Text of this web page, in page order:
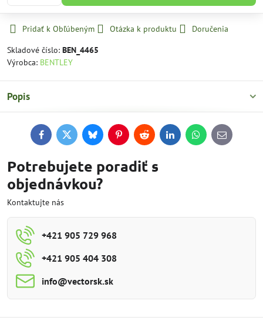
Pridať k Obľúbeným Otázka k produktu
Doručenia
Skladové číslo: BEN_4465
Výrobca: BENTLEY
Popis
FacebookTwitterBlueskyPinterestReddit LinkedInWhatsApp
E-
mail
Potrebujete poradiť s
objednávkou?
Kontaktujte nás
+421 905 729 968
+421 905 404 308
info​@vectorsk​.sk